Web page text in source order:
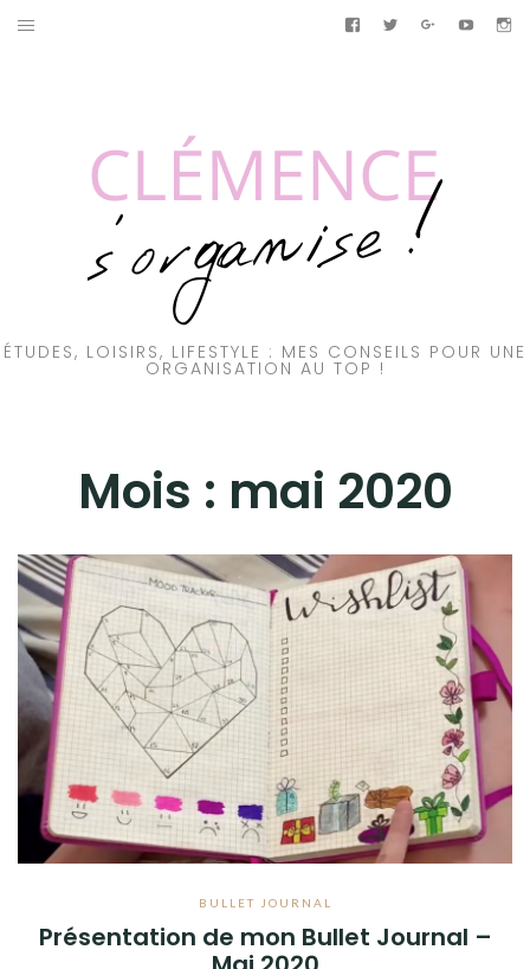
Aller
Facebook
TwitterGoogle+
ÉTUDES, LOISIRS, LIFESTYLE : MES CONSEILS POUR UNE
ORGANISATION AU TOP !
Mois : mai 2020
BULLET JOURNAL
Présentation de mon Bullet Journal –
Google+YoutubeInstagram